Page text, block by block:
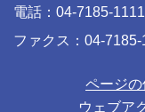
電話：04-7185-1111
ファクス：04-7185-
ページ
ウェブア